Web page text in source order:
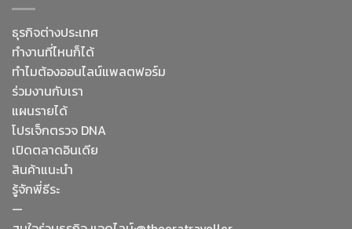
ธุรกิจต่างประเทศ
ทำงานที่ไหนก็ได้
ทำไมต้องออนไลน์แพลตฟอร์ม
ร่วมงานกับเรา
แผนรายได้
โปรเจ็กตรวจ DNA
เปิดตลาดอินเดีย
สินค้าแนะนำ
รู้จักพี่ธีระ
—